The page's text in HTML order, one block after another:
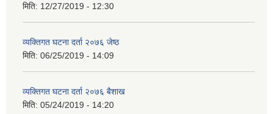
मिति: 12/27/2019 - 12:30
व्यक्तिगत घटना दर्ता २०७६ जेष्ठ
मिति: 06/25/2019 - 14:09
व्यक्तिगत घटना दर्ता २०७६ बैशाख
मिति: 05/24/2019 - 14:20